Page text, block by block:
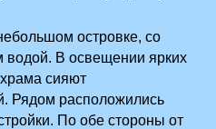
островке, со
водой. В освещении ярких
сияют
Рядом расположились
По обе стороны от